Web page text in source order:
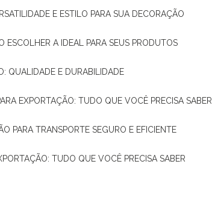
E ESTILO PARA SUA DECORAÇÃO
ESCOLHER A IDEAL PARA SEUS PRODUTOS
QUALIDADE E DURABILIDADE
EXPORTAÇÃO: TUDO QUE VOCÊ PRECISA SABER
PARA TRANSPORTE SEGURO E EFICIENTE
TUDO QUE VOCÊ PRECISA SABER